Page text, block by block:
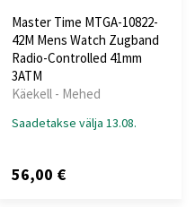
Master Time MTGA-10822-
42M Mens Watch Zugband
Radio-Controlled 41mm
3ATM
Käekell - Mehed
Saadetakse välja 13.08.
56,00 €